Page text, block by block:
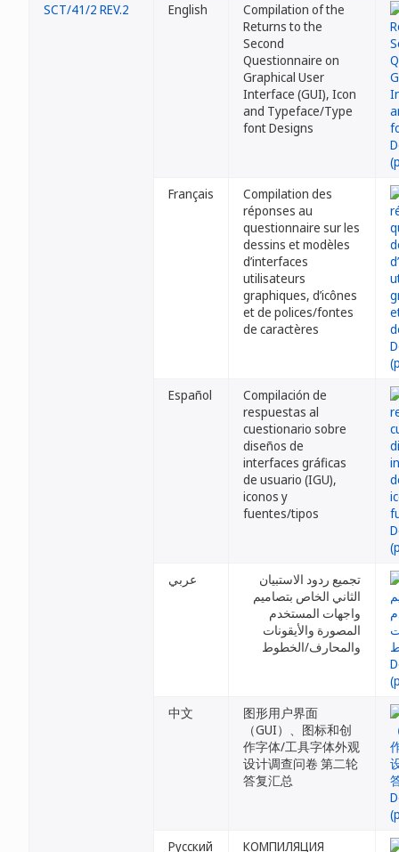
SCT/41/2 REV.2 English
Compilation of the
Returns to the
Second
Questionnaire on
Graphical User
Interface (GUI), Icon
and Typeface/Type
font Designs
Français
Compilation des
réponses au
questionnaire sur les
dessins et modèles
d’interfaces
utilisateurs
graphiques, d’icônes
et de polices/fontes
de caractères
Español
Compilación de
respuestas al
cuestionario sobre
diseños de
interfaces gráficas
de usuario (IGU),
iconos y
fuentes/tipos
عربي
تجميع ردود الاستبيان
الثاني الخاص بتصاميم
واجهات المستخدم
المصورة والأيقونات
والمحارف/الخطوط
中文
图形用户界面
（GUI）、图标和创
作字体/工具字体外观
设计调查问卷 第二轮
答复汇总
Русский
КОМПИЛЯЦИЯ